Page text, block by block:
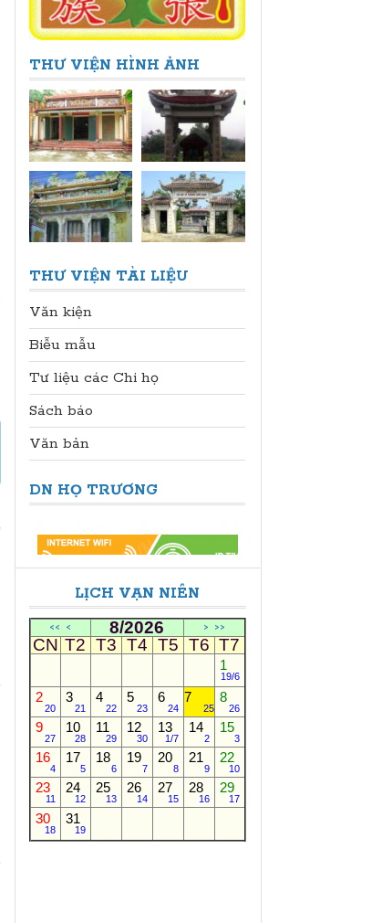
THƯ VIỆN HÌNH ẢNH
THƯ VIỆN TÀI LIỆU
Văn kiện
Biễu mẫu
Tư liệu các Chi họ
Sách báo
Văn bản
DN HỌ TRƯƠNG
LỊCH VẠN NIÊN
<< < 8/2026 > >>
CN T2 T3 T4 T5 T6 T7
1
19/6
2
20
3
21
4
22
5
23
6
24
7
25
8
26
9
27
10
28
11
29
12
30
13
1/7
14
2
15
3
16
4
17
5
18
6
19
7
20
8
21
9
22
10
23
11
24
12
25
13
26
14
27
15
28
16
29
17
30
18
31
19